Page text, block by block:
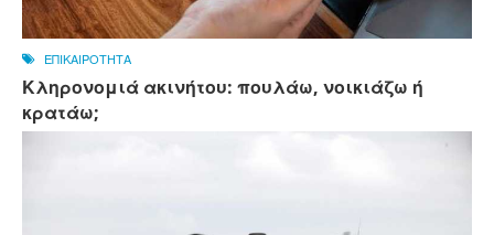
ΕΠΙΚΑΙΡΟΤΗΤΑ
Κληρονομιά ακινήτου: πουλάω, νοικιάζω ή
κρατάω;